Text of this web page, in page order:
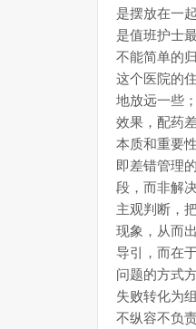
是摆放在一
是值班护士
不能简单的
这个医院的
地放远一些
效果，配药
本质和重要
即差错管理
段，而非解
主观判断，
现象，从而
导引，而在
问题的方式
失败转化为
不纵容不负